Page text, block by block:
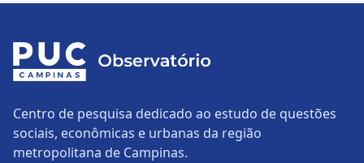
Centro de pesquisa dedicado ao estudo de questões
sociais, econômicas e urbanas da região
metropolitana de Campinas.